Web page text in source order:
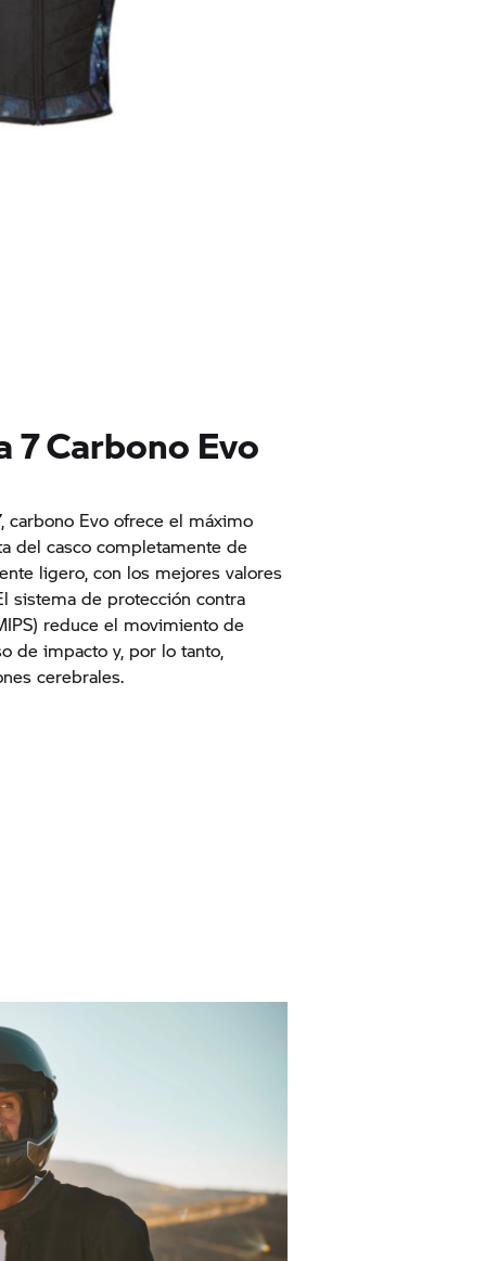
7 Carbono Evo
carbono Evo ofrece el máximo
del casco completamente de
ligero, con los mejores valores
sistema de protección contra
reduce el movimiento de
de impacto y, por lo tanto,
cerebrales.